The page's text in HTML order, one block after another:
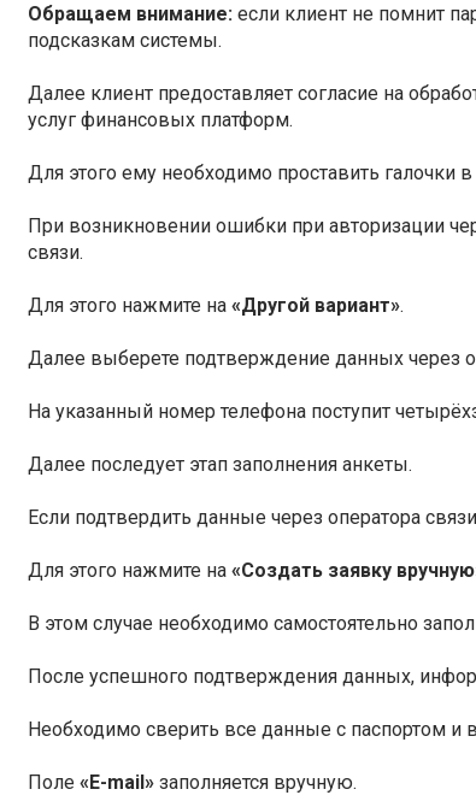
Обращаем внимание: если клиент не помнит
подсказкам системы.
Далее клиент предоставляет согласие на
услуг финансовых платформ.
Для этого ему необходимо проставить галочки
При возникновении ошибки при авторизации
связи.
Для этого нажмите на «Другой вариант».
Далее выберете подтверждение данных через
На указанный номер телефона поступит
Далее последует этап заполнения анкеты.
Если подтвердить данные через оператора
Для этого нажмите на «Создать заявку
В этом случае необходимо самостоятельно
После успешного подтверждения данных,
Необходимо сверить все данные с паспортом и
Поле «E-mail» заполняется вручную.